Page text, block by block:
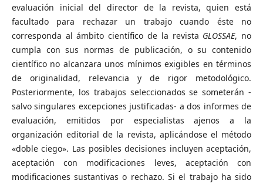
evaluación inicial del director de la revista, quien está
facultado para rechazar un trabajo cuando éste no
corresponda al ámbito científico de la revista GLOSSAE, no
cumpla con sus normas de publicación, o su contenido
científico no alcanzara unos mínimos exigibles en términos
de originalidad, relevancia y de rigor metodológico.
Posteriormente, los trabajos seleccionados se someterán -
salvo singulares excepciones justificadas- a dos informes de
evaluación, emitidos por especialistas ajenos a la
organización editorial de la revista, aplicándose el método
«doble ciego». Las posibles decisiones incluyen aceptación,
aceptación con modificaciones leves, aceptación con
modificaciones sustantivas o rechazo. Si el trabajo ha sido